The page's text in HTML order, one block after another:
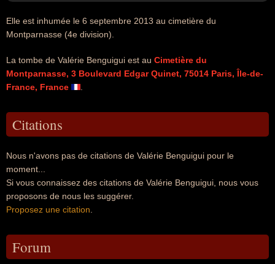
Elle est inhumée le 6 septembre 2013 au cimetière du
Montparnasse (4e division).
La tombe de Valérie Benguigui est au Cimetière du
Montparnasse, 3 Boulevard Edgar Quinet, 75014 Paris, Île-de-
France, France
Citations
Nous n'avons pas de citations de Valérie Benguigui pour le
moment...
Si vous connaissez des citations de Valérie Benguigui, nous vous
proposons de nous les suggérer.
Proposez une citation
Forum